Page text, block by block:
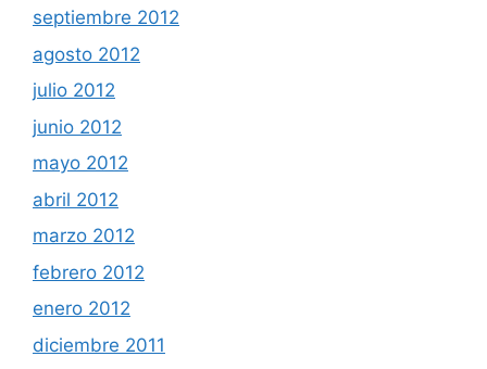
septiembre 2012
agosto 2012
julio 2012
junio 2012
mayo 2012
abril 2012
marzo 2012
febrero 2012
enero 2012
diciembre 2011